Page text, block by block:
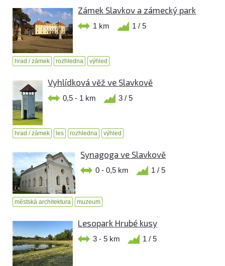
Zámek Slavkov a zámecký park
1 km 1 / 5
hrad / zámek rozhledna výhled
Vyhlídková věž ve Slavkově
0,5 - 1 km 3 / 5
hrad / zámek les rozhledna výhled
Synagoga ve Slavkově
0 - 0,5 km 1 / 5
městská architektura muzeum
Lesopark Hrubé kusy
3 - 5 km 1 / 5